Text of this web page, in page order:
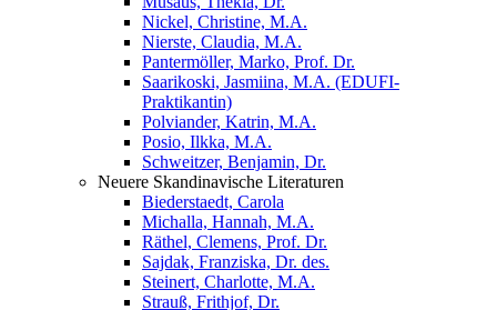
Nickel, Christine, M.A.
Nierste, Claudia, M.A.
Pantermöller, Marko, Prof. Dr.
Saarikoski, Jasmiina, M.A. (EDUFI-
Praktikantin)
Polviander, Katrin, M.A.
Posio, Ilkka, M.A.
Schweitzer, Benjamin, Dr.
Neuere Skandinavische Literaturen
Biederstaedt, Carola
Michalla, Hannah, M.A.
Räthel, Clemens, Prof. Dr.
Sajdak, Franziska, Dr. des.
Steinert, Charlotte, M.A.
Strauß, Frithjof, Dr.